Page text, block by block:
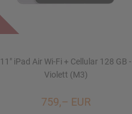
11" iPad Air Wi-Fi + Cellular 128 GB -
Violett (M3)
759,– EUR